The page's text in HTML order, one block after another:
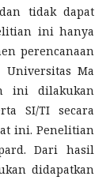
tidak dapat
ini hanya
perencanaan
Ma
ini dilakukan
SI/TI secara
ini. Penelitian
Dari hasil
didapatkan